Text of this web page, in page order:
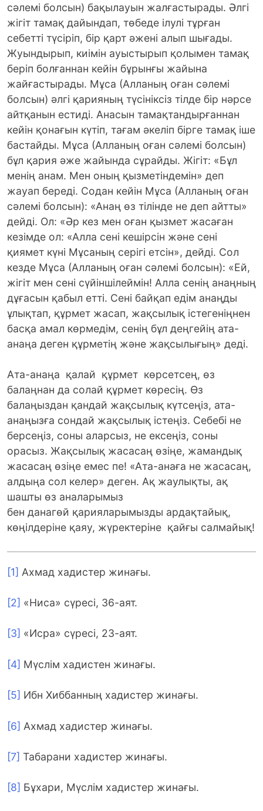
сәлемі болсын) бақылауын жалғастырады. Әлгі
жігіт тамақ дайындап, төбеде ілулі тұрған
себетті түсіріп, бір қарт әжені алып шығады.
Жуындырып, киімін ауыстырып қолымен тамақ
беріп болғаннан кейін бұрынғы жайына
жайғастырады. Мұса (Алланың оған сәлемі
болсын) әлгі қарияның түсініксіз тілде бір нәрсе
айтқанын естиді. Анасын тамақтандырғаннан
кейін қонағын күтіп, тағам әкеліп бірге тамақ іше
бастайды. Мұса (Алланың оған сәлемі болсын)
бұл қария әже жайында сұрайды. Жігіт: «Бұл
менің анам. Мен оның қызметіндемін» деп
жауап береді. Содан кейін Мұса (Алланың оған
сәлемі болсын): «Анаң өз тілінде не деп айтты»
дейді. Ол: «Әр кез мен оған қызмет жасаған
кезімде ол: «Алла сені кешірсін және сені
қиямет күні Мұсаның серігі етсін», дейді. Сол
кезде Мұса (Алланың оған сәлемі болсын): «Ей,
жігіт мен сені сүйіншілеймін! Алла сенің анаңның
дұғасын қабыл етті. Сені байқап едім анаңды
ұлықтап, құрмет жасап, жақсылық істегеніңнен
басқа амал көрмедім, сенің бұл деңгейің ата-
анаңа деген құрметің және жақсылығың» деді.
Ата-анаңа қалай құрмет көрсетсең, өз
балаңнан да солай құрмет көресің. Өз
балаңыздан қандай жақсылық күтсеңіз, ата-
анаңызға сондай жақсылық істеңіз. Себебі не
берсеңіз, соны аларсыз, не ексеңіз, соны
орасыз. Жақсылық жасасаң өзіңе, жамандық
жасасаң өзіңе емес пе! «Ата-анаға не жасасаң,
алдыңа сол келер» деген. Ақ жаулықты, ақ
шашты өз аналарымыз
бен данагөй қарияларымызды ардақтайық,
көңілдеріне қаяу, жүректеріне қайғы салмайық!
[1] Ахмад хадистер жинағы.
[2] «Ниса» сүресі, 36-аят.
[3] «Исра» сүресі, 23-аят.
[4] Мүслім хадистен жинағы.
[5] Ибн Хиббанның хадистер жинағы.
[6] Ахмад хадистер жинағы.
[7] Табарани хадистер жинағы.
[8] Бұхари, Мүслім хадистер жинағы.